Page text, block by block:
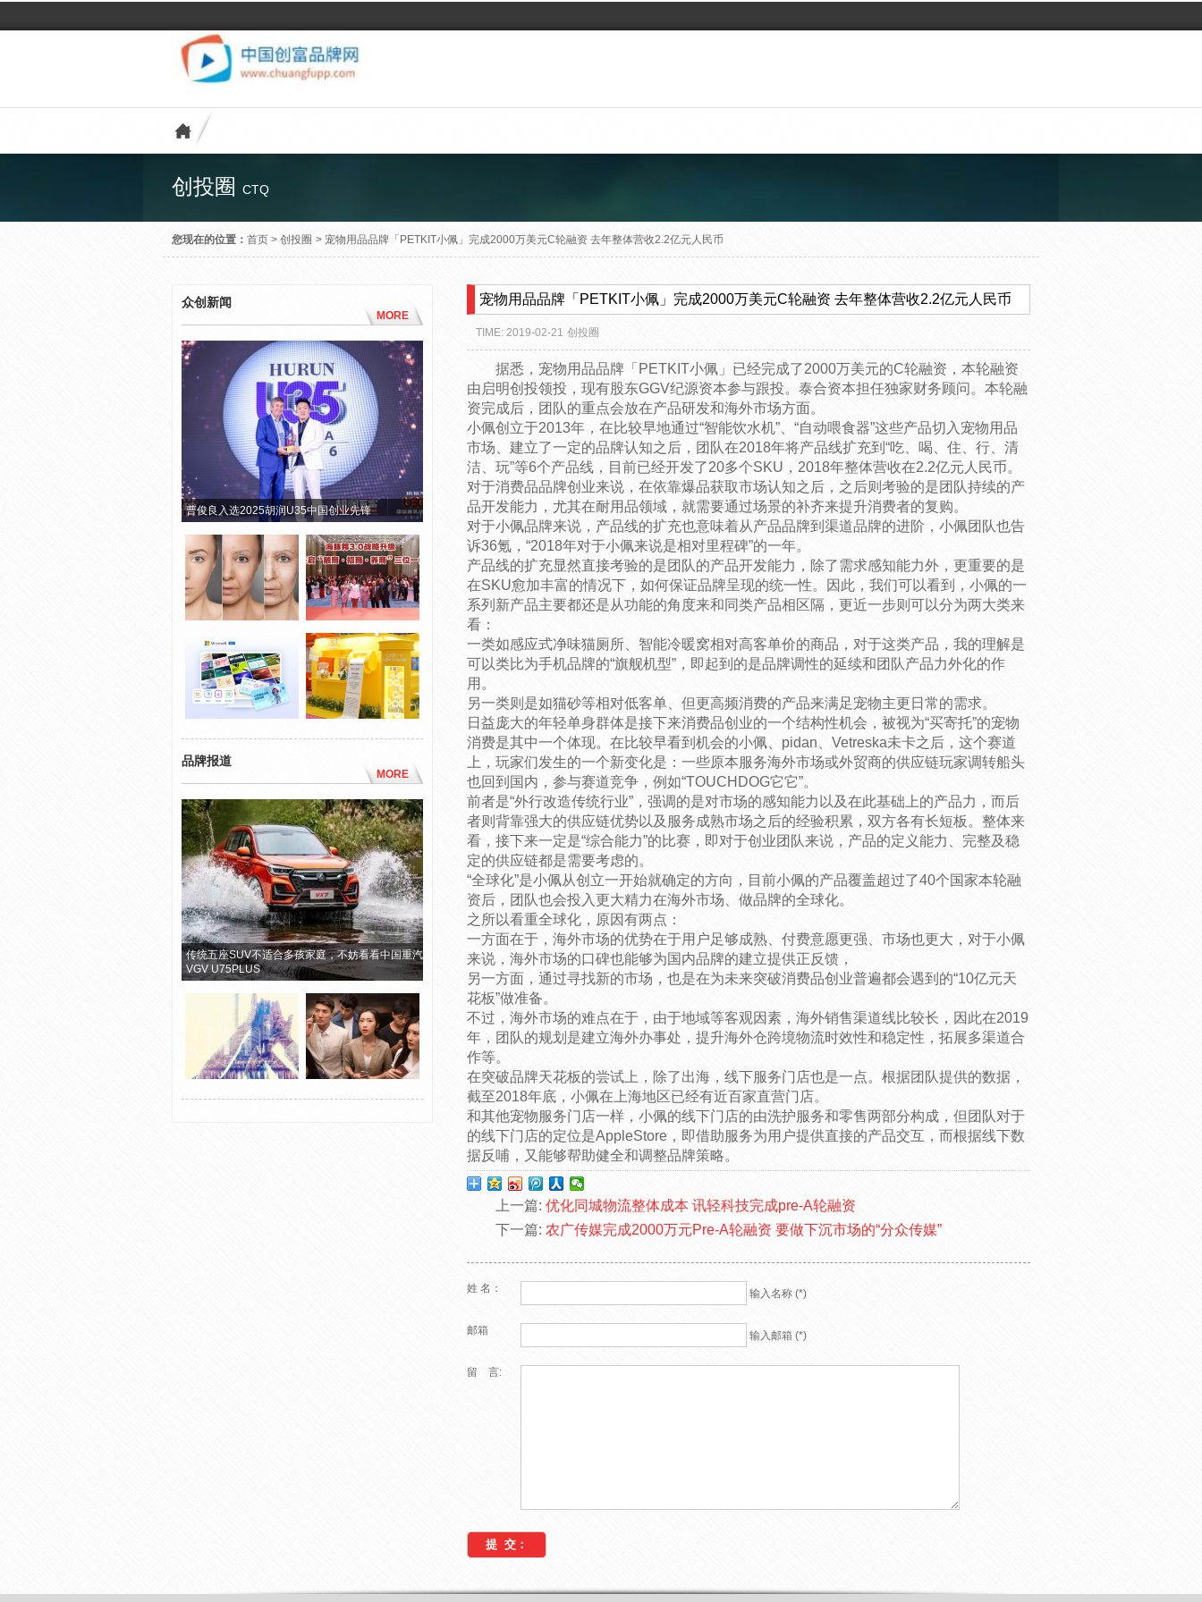
创投圈 CTQ
您现在的位置： 首页 > 创投圈 > 宠物用品品牌「PETKIT小佩」完成2000万美元C轮融资 去年整体营收2.2亿元人民币
众创新闻
MORE
曹俊良入选2025胡润U35中国创业先锋
品牌报道
MORE
传统五座SUV不适合多孩家庭，不妨看看中国重汽
VGV U75PLUS
宠物用品品牌「PETKIT小佩」完成2000万美元C轮融资 去年整体营收2.2亿元人民币
TIME: 2019-02-21 创投圈
据悉，宠物用品品牌「PETKIT小佩」已经完成了2000万美元的C轮融资，本轮融资
由启明创投领投，现有股东GGV纪源资本参与跟投。泰合资本担任独家财务顾问。本轮融
资完成后，团队的重点会放在产品研发和海外市场方面。
小佩创立于2013年，在比较早地通过“智能饮水机”、“自动喂食器”这些产品切入宠物用品
市场、建立了一定的品牌认知之后，团队在2018年将产品线扩充到“吃、喝、住、行、清
洁、玩”等6个产品线，目前已经开发了20多个SKU，2018年整体营收在2.2亿元人民币。
对于消费品品牌创业来说，在依靠爆品获取市场认知之后，之后则考验的是团队持续的产
品开发能力，尤其在耐用品领域，就需要通过场景的补齐来提升消费者的复购。
对于小佩品牌来说，产品线的扩充也意味着从产品品牌到渠道品牌的进阶，小佩团队也告
诉36氪，“2018年对于小佩来说是相对里程碑”的一年。
产品线的扩充显然直接考验的是团队的产品开发能力，除了需求感知能力外，更重要的是
在SKU愈加丰富的情况下，如何保证品牌呈现的统一性。因此，我们可以看到，小佩的一
系列新产品主要都还是从功能的角度来和同类产品相区隔，更近一步则可以分为两大类来
看：
一类如感应式净味猫厕所、智能冷暖窝相对高客单价的商品，对于这类产品，我的理解是
可以类比为手机品牌的“旗舰机型”，即起到的是品牌调性的延续和团队产品力外化的作
用。
另一类则是如猫砂等相对低客单、但更高频消费的产品来满足宠物主更日常的需求。
日益庞大的年轻单身群体是接下来消费品创业的一个结构性机会，被视为“买寄托”的宠物
消费是其中一个体现。在比较早看到机会的小佩、pidan、Vetreska未卡之后，这个赛道
上，玩家们发生的一个新变化是：一些原本服务海外市场或外贸商的供应链玩家调转船头
也回到国内，参与赛道竞争，例如“TOUCHDOG它它”。
前者是“外行改造传统行业”，强调的是对市场的感知能力以及在此基础上的产品力，而后
者则背靠强大的供应链优势以及服务成熟市场之后的经验积累，双方各有长短板。整体来
看，接下来一定是“综合能力”的比赛，即对于创业团队来说，产品的定义能力、完整及稳
定的供应链都是需要考虑的。
“全球化”是小佩从创立一开始就确定的方向，目前小佩的产品覆盖超过了40个国家本轮融
资后，团队也会投入更大精力在海外市场、做品牌的全球化。
之所以看重全球化，原因有两点：
一方面在于，海外市场的优势在于用户足够成熟、付费意愿更强、市场也更大，对于小佩
来说，海外市场的口碑也能够为国内品牌的建立提供正反馈，
另一方面，通过寻找新的市场，也是在为未来突破消费品创业普遍都会遇到的“10亿元天
花板”做准备。
不过，海外市场的难点在于，由于地域等客观因素，海外销售渠道线比较长，因此在2019
年，团队的规划是建立海外办事处，提升海外仓跨境物流时效性和稳定性，拓展多渠道合
作等。
在突破品牌天花板的尝试上，除了出海，线下服务门店也是一点。根据团队提供的数据，
截至2018年底，小佩在上海地区已经有近百家直营门店。
和其他宠物服务门店一样，小佩的线下门店的由洗护服务和零售两部分构成，但团队对于
的线下门店的定位是AppleStore，即借助服务为用户提供直接的产品交互，而根据线下数
据反哺，又能够帮助健全和调整品牌策略。
上一篇: 优化同城物流整体成本 讯轻科技完成pre-A轮融资
下一篇: 农广传媒完成2000万元Pre-A轮融资 要做下沉市场的“分众传媒”
姓 名： 输入名称 (*)
邮箱 输入邮箱 (*)
留 言: